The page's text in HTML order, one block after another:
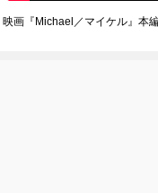
映画『Michael／マイケル』本